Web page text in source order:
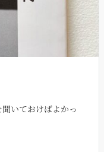
いておけばよかっ